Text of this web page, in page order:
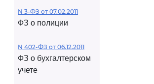
N 3-ФЗ от 07.02.2011
ФЗ о полиции
N 402-ФЗ от 06.12.2011
ФЗ о бухгалтерском
учете